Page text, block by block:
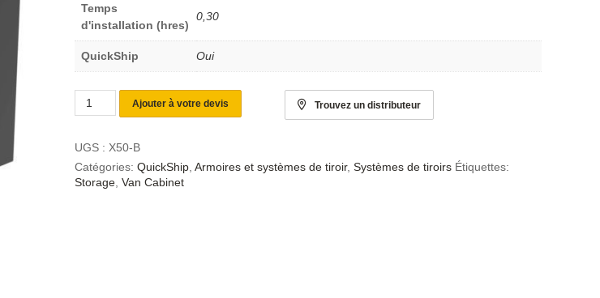
Temps
d'installation (hres)
0,30
QuickShip Oui
Ajouter à votre devis Trouvez un distributeur
UGS : X50-B
Catégories: QuickShip Armoires et systèmes de tiroir, Systèmes de tiroirs Étiquettes:
Storage Van Cabinet